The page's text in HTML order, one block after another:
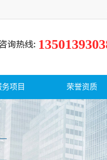
务项目 荣誉资质